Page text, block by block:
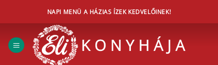
NAPI MENÜ A HÁZIAS ÍZEK KEDVELŐINEK!